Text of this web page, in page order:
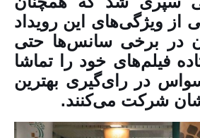
ویژگی‌های این رویداد
در برخی سانس‌ها حتی
فیلم‌های خود را تماشا
در رای‌گیری بهترین
شرکت می‌کنند.